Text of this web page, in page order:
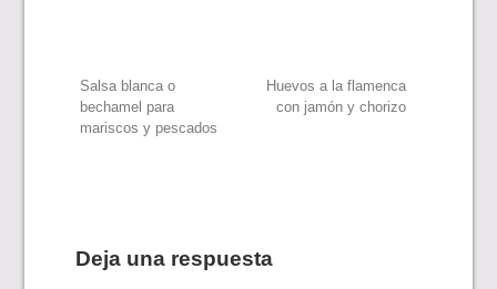
Navegación
de
Salsa blanca o
bechamel para
mariscos y pescados
Huevos a la flamenca
con jamón y chorizo
Deja una respuesta